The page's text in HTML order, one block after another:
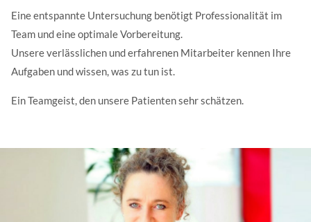
Eine entspannte Untersuchung benötigt Professionalität im
Team und eine optimale Vorbereitung.
Unsere verlässlichen und erfahrenen Mitarbeiter kennen Ihre
Aufgaben und wissen, was zu tun ist.
Ein Teamgeist, den unsere Patienten sehr schätzen.
MRT für Kinder